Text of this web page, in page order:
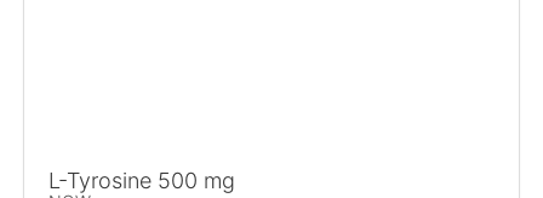
L-Tyrosine 500 mg